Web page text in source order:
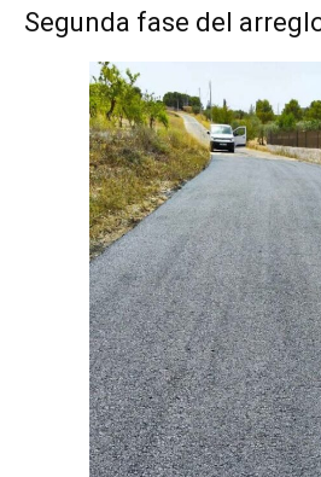
Segunda fase del